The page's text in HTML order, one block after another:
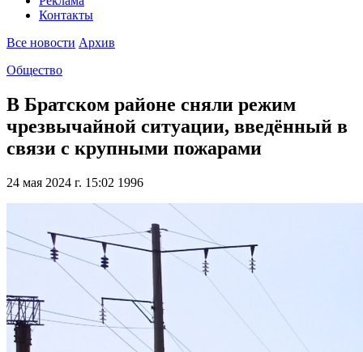
Контакты
Все новости Архив
Общество
В Братском районе сняли режим
чрезвычайной ситуации, введённый в
связи с крупными пожарами
24 мая 2024 г. 15:02 1996